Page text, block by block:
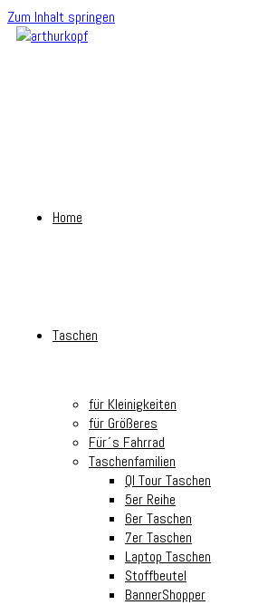
Zum Inhalt springen
Home
Taschen
für Kleinigkeiten
für Größeres
Für´s Fahrrad
Taschenfamilien
Ql Tour Taschen
5er Reihe
6er Taschen
7er Taschen
Laptop Taschen
Stoffbeutel
BannerShopper